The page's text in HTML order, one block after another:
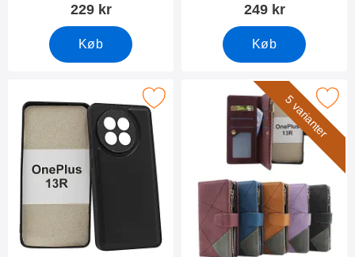
229 kr
Køb
249 kr
Køb
Marker magnet Cover OnePlus 13R som favorit 5 varianter
Marker xL OnePlus 13R